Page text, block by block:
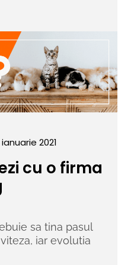
ianuarie 2021
cu o firma
sa tina pasul
iar evolutia